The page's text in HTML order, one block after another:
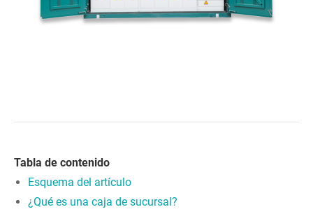
Tabla de contenido
Esquema del artículo
¿Qué es una caja de sucursal?